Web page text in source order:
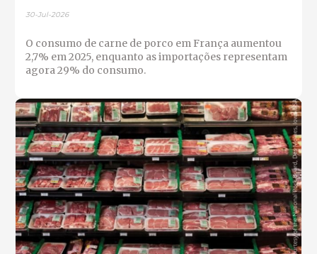
30-Jul-2026
O consumo de carne de porco em França aumentou
2,7% em 2025, enquanto as importações representam
agora 29% do consumo.